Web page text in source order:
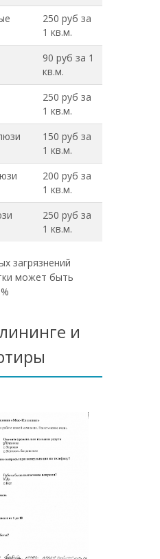
250 руб за
1 кв.м.
90 руб за 1
кв.м.
250 руб за
1 кв.м.
150 руб за
1 кв.м.
200 руб за
1 кв.м.
250 руб за
1 кв.м.
загрязнений
может быть
и